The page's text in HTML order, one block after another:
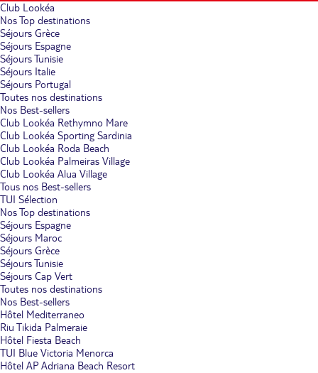
Club Lookéa
Nos Top destinations
Séjours Grèce
Séjours Espagne
Séjours Tunisie
Séjours Italie
Séjours Portugal
Toutes nos destinations
Nos Best-sellers
Club Lookéa Rethymno Mare
Club Lookéa Sporting Sardinia
Club Lookéa Roda Beach
Club Lookéa Palmeiras Village
Club Lookéa Alua Village
Tous nos Best-sellers
TUI Sélection
Nos Top destinations
Séjours Espagne
Séjours Maroc
Séjours Grèce
Séjours Tunisie
Séjours Cap Vert
Toutes nos destinations
Nos Best-sellers
Hôtel Mediterraneo
Riu Tikida Palmeraie
Hôtel Fiesta Beach
TUI Blue Victoria Menorca
Hôtel AP Adriana Beach Resort